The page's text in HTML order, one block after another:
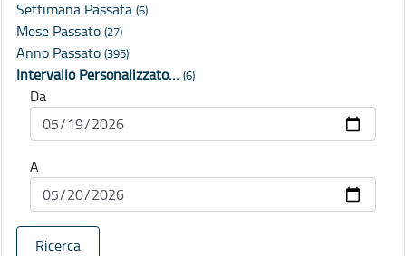
Settimana Passata (6)
Mese Passato (27)
Anno Passato (395)
Intervallo Personalizzato… (6)
Da
A
Ricerca